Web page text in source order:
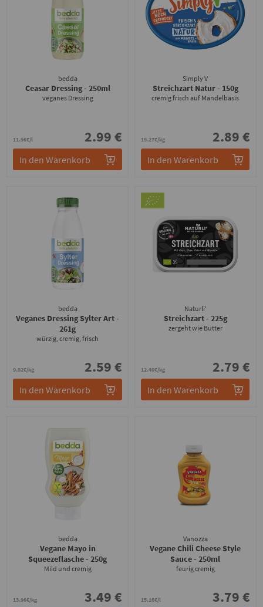
bedda
Ceasar Dressing- 250ml
veganes Dressing
11.96€/l 2.99 €
In den Warenkorb
Simply V
Streichzart Natur- 150g
cremig frisch auf Mandelbasis
19.27€/kg 2.89 €
In den Warenkorb
bedda
Veganes Dressing Sylter Art-
261g
würzig, cremig, frisch
9.92€/kg 2.59 €
In den Warenkorb
Naturli'
Streichzart- 225g
zergeht wie Butter
12.40€/kg 2.79 €
In den Warenkorb
bedda
Vegane Mayo in
Squeezeflasche- 250g
Mild und cremig
13.96€/kg 3.49 €
Vanozza
Vegane Chili Cheese Style
Sauce- 250ml
feurig cremig
15.16€/l 3.79 €